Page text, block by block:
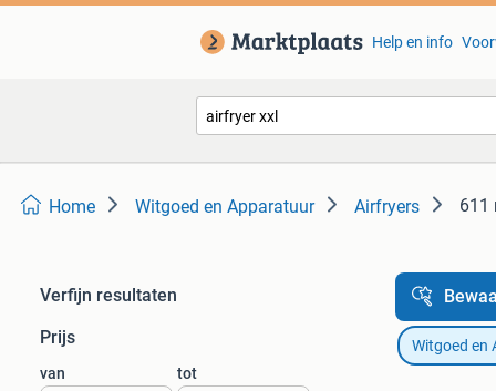
Help en info
Home Witgoed en Apparatuur Airfryers 611
Verfijn resultaten
Prijs
van tot
Witgoed en